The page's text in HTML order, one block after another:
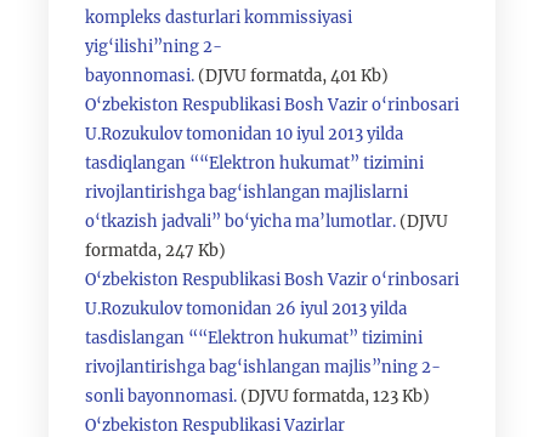
kompleks dasturlari kommissiyasi
yig‘ilishi”ning 2-
bayonnomasi. (DJVU formatda, 401 Kb)
O‘zbekiston Respublikasi Bosh Vazir o‘rinbosari
U.Rozukulov tomonidan 10 iyul 2013 yilda
tasdiqlangan ““Elektron hukumat” tizimini
rivojlantirishga bag‘ishlangan majlislarni
o‘tkazish jadvali” bo‘yicha ma’lumotlar. (DJVU
formatda, 247 Kb)
O‘zbekiston Respublikasi Bosh Vazir o‘rinbosari
U.Rozukulov tomonidan 26 iyul 2013 yilda
tasdislangan ““Elektron hukumat” tizimini
rivojlantirishga bag‘ishlangan majlis”ning 2-
sonli bayonnomasi. (DJVU formatda, 123 Kb)
O‘zbekiston Respublikasi Vazirlar